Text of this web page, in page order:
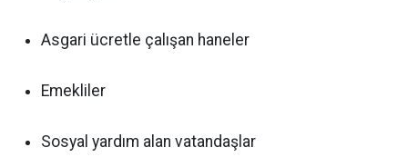
Asgari ücretle çalışan haneler
Emekliler
Sosyal yardım alan vatandaşlar